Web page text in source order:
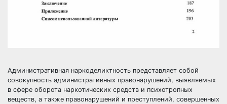
Административная наркоделиктность представляет собой
совокупность административных правонарушений, выявляемых
в сфере оборота наркотических средств и психотропных
веществ, а также правонарушений и преступлений, совершенных